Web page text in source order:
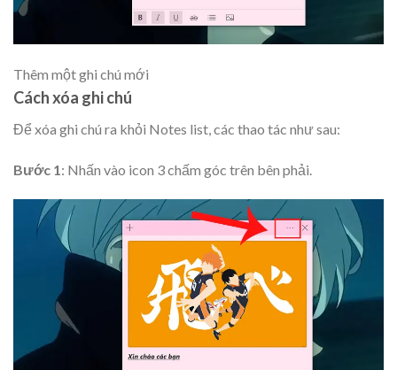
Thêm một ghi chú mới
Cách xóa ghi chú
Để xóa ghi chú ra khỏi Notes list, các thao tác như sau:
Bước 1: Nhấn vào icon 3 chấm góc trên bên phải.